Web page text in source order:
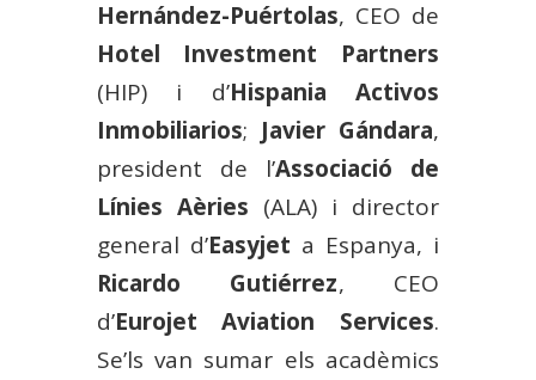
Hernández-Puértolas, CEO de
Hotel Investment Partners
(HIP) i d’Hispania Activos
Inmobiliarios; Javier Gándara,
president de l’Associació de
Línies Aèries (ALA) i director
general d’Easyjet a Espanya, i
Ricardo Gutiérrez, CEO
d’Eurojet Aviation Services.
Se’ls van sumar els acadèmics